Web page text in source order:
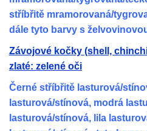
stříbřitě mramorovaná/
dále tyto barvy s
Závojové kočky (shell,
zlaté: zelené oči
Černé stříbřitě lasturová/
lasturová/stínová, modrá
lasturová/stínová, lila